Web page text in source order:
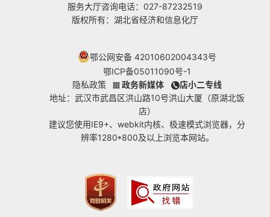
服务大厅咨询电话：027-87232519
版权所有：湖北省经济和信息化厅
鄂公网安备 42010602004343号
鄂ICP备05011090号-1
隐私政策
政务新媒体
店小二专线
地址：武汉市武昌区洪山路10号洪山大厦（原湖北饭
店）
建议您使用IE9+、webkit内核、极速模式浏览器，分
辨率1280*800及以上浏览本网站。